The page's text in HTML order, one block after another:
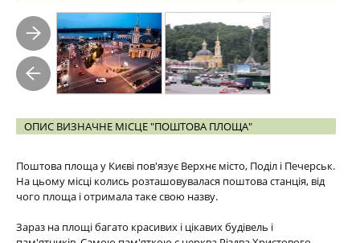
ОПИС ВИЗНАЧНЕ МІСЦЕ "ПОШТОВА ПЛОЩА"
Поштова площа у Києві пов'язує Верхнє місто, Поділ і Печерськ.
На цьому місці колись розташовувалася поштова станція, від
чого площа і отримала таке свою назву.
Зараз на площі багато красивих і цікавих будівель і